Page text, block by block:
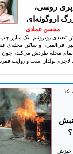
پری روسی،
اروگوئه‌ای
محسن عمادی
تبعیدی روبروئیم: یک مبارز
فی‌المثل، او ساکن محله‌ی
محله طردش می‌کند، چون
لاجرم پولدار است و روایت
چهارشنبه ۲۶ بهمن ۱۴۰۱ برابر با ۱۵
۵۷ برای خیزش